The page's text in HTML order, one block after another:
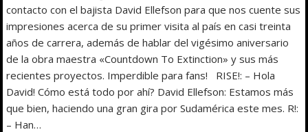
contacto con el bajista David Ellefson para que nos cuente sus
impresiones acerca de su primer visita al país en casi treinta
años de carrera, además de hablar del vigésimo aniversario
de la obra maestra «Countdown To Extinction» y sus más
recientes proyectos. Imperdible para fans! RISE!: – Hola
David! Cómo está todo por ahí? David Ellefson: Estamos más
que bien, haciendo una gran gira por Sudamérica este mes. R!:
– Han…